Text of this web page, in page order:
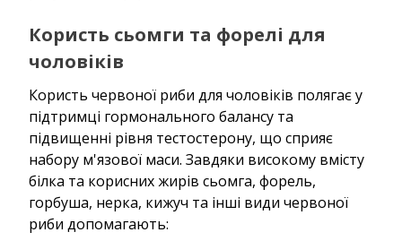
Користь сьомги та форелі для
чоловіків
Користь червоної риби для чоловіків полягає у
підтримці гормонального балансу та
підвищенні рівня тестостерону, що сприяє
набору м'язової маси. Завдяки високому вмісту
білка та корисних жирів сьомга, форель,
горбуша, нерка, кижуч та інші види червоної
риби допомагають: